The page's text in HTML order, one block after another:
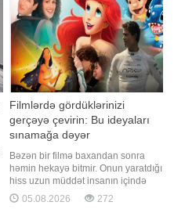
Filmlərdə gördüklərinizi
gerçəyə çevirin: Bu ideyaları
sınamağa dəyər
Bəzən bir filmə baxandan sonra
həmin hekayə bitmir. Onun yaratdığı
hiss uzun müddət insanın içində
qalır və "mən də bunu yaşamaq
istəyirəm" fikri yaranır. Romantik
05.08.2026 272